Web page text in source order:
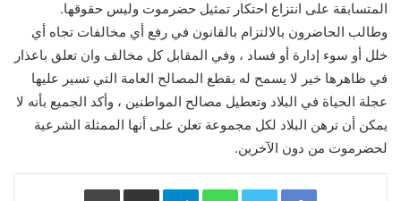
المتسابقة على انتزاع احتكار تمثيل حضرموت وليس حقوقها.
وطالب الحاضرون بالالتزام بالقانون في رفع أي مخالفات تجاه أي
خلل أو سوء إدارة أو فساد ، وفي المقابل كل مخالف وان تعلق باعذار
في ظاهرها خير لا يسمح له بقطع المصالح العامة التي تسير عليها
عجلة الحياة في البلاد وتعطيل مصالح المواطنين ، وأكد الجميع بأنه لا
يمكن أن ترهن البلاد لكل مجموعة تعلن على أنها الممثلة الشرعية
لحضرموت من دون الآخرين.
Facebook
Twitter
WhatsApp
Telegramمشاركةطباعة